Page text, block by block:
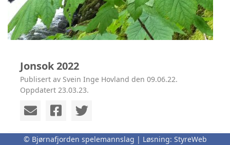
Jonsok 2022
Publisert av Svein Inge Hovland den 09.06.22.
Oppdatert 23.03.23.
© Bjørnafjorden spelemannslag | Løsning: StyreWeb